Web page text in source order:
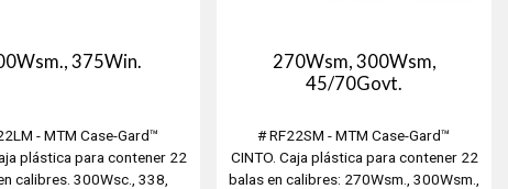
375Win.
- MTM Case-Gard™
plástica para contener 22
calibres. 300Wsc., 338,
270Wsm, 300Wsm,
45/70Govt.
# RF22SM - MTM Case-Gard™
CINTO. Caja plástica para contener 22
balas en calibres: 270Wsm., 300Wsm.,